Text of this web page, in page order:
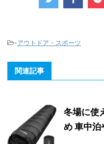
-アウトドア・スポーツ
関連記事
冬場に使
め 車中泊